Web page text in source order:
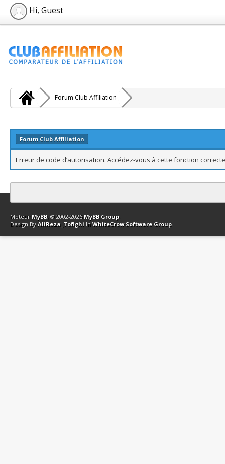
Hi, Guest
Forum Club Affiliation
Forum Club Affiliation
Erreur de code d’autorisation. Accédez-vous à cette fonction
Contact Club Affiliation Retourner en haut Version bas-débit
Moteur MyBB, © 2002-2026 MyBB Group.
Design By AliReza_Tofighi In WhiteCrow Software Group.